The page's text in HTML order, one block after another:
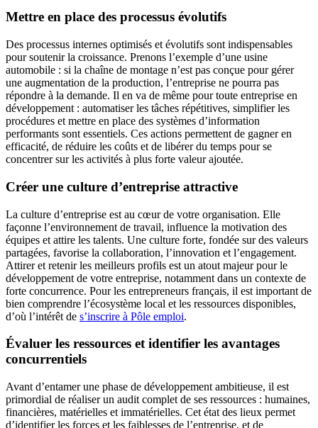
Mettre en place des processus évolutifs
Des processus internes optimisés et évolutifs sont indispensables
pour soutenir la croissance. Prenons l’exemple d’une usine
automobile : si la chaîne de montage n’est pas conçue pour gérer
une augmentation de la production, l’entreprise ne pourra pas
répondre à la demande. Il en va de même pour toute entreprise en
développement : automatiser les tâches répétitives, simplifier les
procédures et mettre en place des systèmes d’information
performants sont essentiels. Ces actions permettent de gagner en
efficacité, de réduire les coûts et de libérer du temps pour se
concentrer sur les activités à plus forte valeur ajoutée.
Créer une culture d’entreprise attractive
La culture d’entreprise est au cœur de votre organisation. Elle
façonne l’environnement de travail, influence la motivation des
équipes et attire les talents. Une culture forte, fondée sur des valeurs
partagées, favorise la collaboration, l’innovation et l’engagement.
Attirer et retenir les meilleurs profils est un atout majeur pour le
développement de votre entreprise, notamment dans un contexte de
forte concurrence. Pour les entrepreneurs français, il est important de
bien comprendre l’écosystème local et les ressources disponibles,
d’où l’intérêt de s’inscrire à Pôle emploi.
Évaluer les ressources et identifier les avantages
concurrentiels
Avant d’entamer une phase de développement ambitieuse, il est
primordial de réaliser un audit complet de ses ressources : humaines,
financières, matérielles et immatérielles. Cet état des lieux permet
d’identifier les forces et les faiblesses de l’entreprise, et de